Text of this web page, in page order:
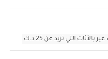
التي تزيد عن 25 د.ك